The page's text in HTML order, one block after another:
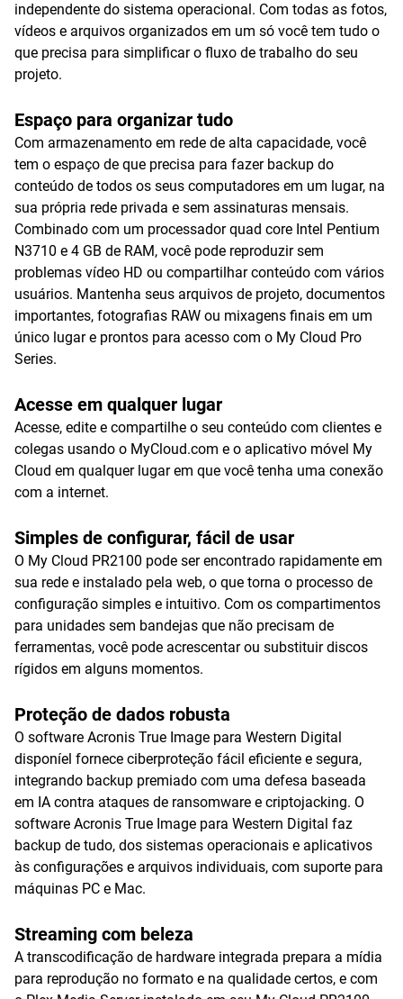
independente do sistema operacional. Com todas as fotos,
vídeos e arquivos organizados em um só você tem tudo o
que precisa para simplificar o fluxo de trabalho do seu
projeto.
Espaço para organizar tudo
Com armazenamento em rede de alta capacidade, você
tem o espaço de que precisa para fazer backup do
conteúdo de todos os seus computadores em um lugar, na
sua própria rede privada e sem assinaturas mensais.
Combinado com um processador quad core Intel Pentium
N3710 e 4 GB de RAM, você pode reproduzir sem
problemas vídeo HD ou compartilhar conteúdo com vários
usuários. Mantenha seus arquivos de projeto, documentos
importantes, fotografias RAW ou mixagens finais em um
único lugar e prontos para acesso com o My Cloud Pro
Series.
Acesse em qualquer lugar
Acesse, edite e compartilhe o seu conteúdo com clientes e
colegas usando o MyCloud.com e o aplicativo móvel My
Cloud em qualquer lugar em que você tenha uma conexão
com a internet.
Simples de configurar, fácil de usar
O My Cloud PR2100 pode ser encontrado rapidamente em
sua rede e instalado pela web, o que torna o processo de
configuração simples e intuitivo. Com os compartimentos
para unidades sem bandejas que não precisam de
ferramentas, você pode acrescentar ou substituir discos
rígidos em alguns momentos.
Proteção de dados robusta
O software Acronis True Image para Western Digital
disponíel fornece ciberproteção fácil eficiente e segura,
integrando backup premiado com uma defesa baseada
em IA contra ataques de ransomware e criptojacking. O
software Acronis True Image para Western Digital faz
backup de tudo, dos sistemas operacionais e aplicativos
às configurações e arquivos individuais, com suporte para
máquinas PC e Mac.
Streaming com beleza
A transcodificação de hardware integrada prepara a mídia
para reprodução no formato e na qualidade certos, e com